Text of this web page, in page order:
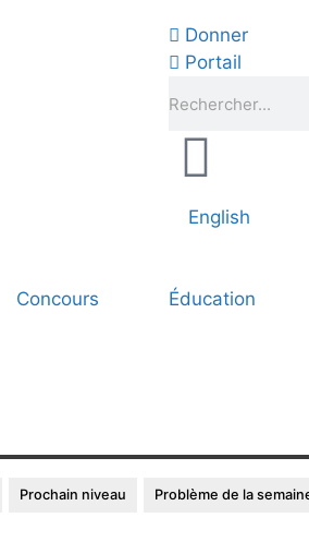
Donner
Portail
English
Concours Éducation
Prochain niveau Problème de la